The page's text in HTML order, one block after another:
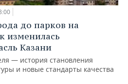
до парков на
изменилась
Казани
— история становления
и новые стандарты качества